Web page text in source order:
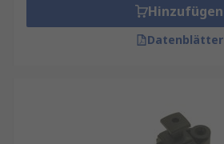
Hinzufügen
Datenblätter